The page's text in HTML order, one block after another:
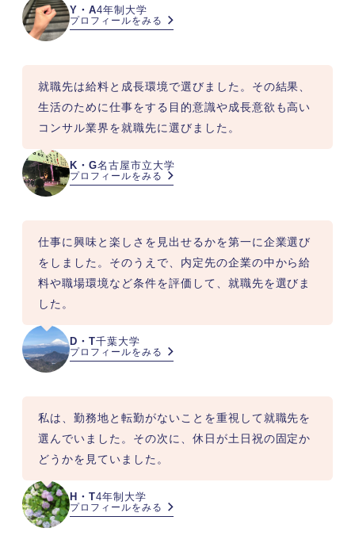
Y・A4年制大学
プロフィールをみる
K・G名古屋市立大学
プロフィールをみる
就職先は給料と成長環境で選びました。その結果、
生活のために仕事をする目的意識や成長意欲も高い
コンサル業界を就職先に選びました。
D・T千葉大学
プロフィールをみる
仕事に興味と楽しさを見出せるかを第一に企業選び
をしました。そのうえで、内定先の企業の中から給
料や職場環境など条件を評価して、就職先を選びま
した。
H・T4年制大学
プロフィールをみる
私は、勤務地と転勤がないことを重視して就職先を
選んでいました。その次に、休日が土日祝の固定か
どうかを見ていました。